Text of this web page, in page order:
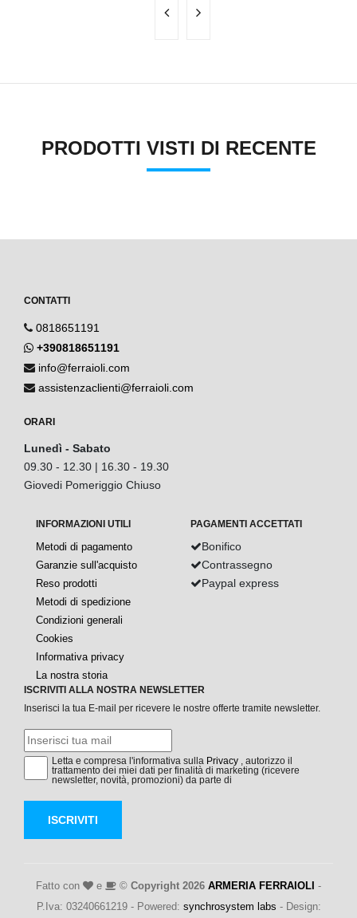
PRODOTTI VISTI DI RECENTE
CONTATTI
0818651191
+390818651191
info@ferraioli.com
assistenzaclienti@ferraioli.com
ORARI
Lunedì - Sabato
09.30 - 12.30 | 16.30 - 19.30
Giovedi Pomeriggio Chiuso
INFORMAZIONI UTILI
Metodi di pagamento
Garanzie sull'acquisto
Reso prodotti
Metodi di spedizione
Condizioni generali
Cookies
Informativa privacy
La nostra storia
PAGAMENTI ACCETTATI
Bonifico
Contrassegno
Paypal express
ISCRIVITI ALLA NOSTRA NEWSLETTER
Inserisci la tua E-mail per ricevere le nostre offerte tramite newsletter.
Letta e compresa l'informativa sulla Privacy , autorizzo il
trattamento dei miei dati per finalità di marketing (ricevere
newsletter, novità, promozioni) da parte di
ISCRIVITI
Fatto con e © Copyright 2026 ARMERIA FERRAIOLI -
P.Iva: 03240661219 - Powered: synchrosystem labs - Design: